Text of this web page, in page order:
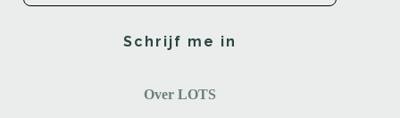
Schrijf me in
Over LOTS